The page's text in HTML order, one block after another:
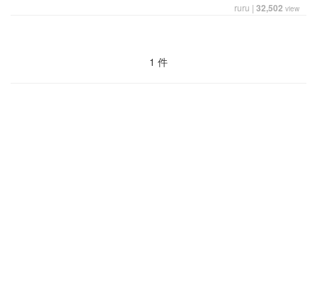
ruru | 32,502 view
1 件